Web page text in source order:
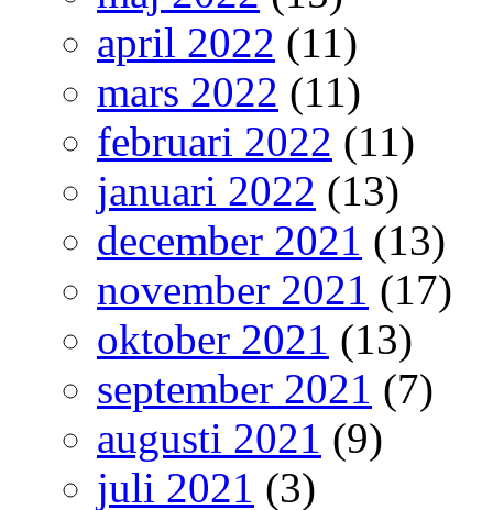
april 2022 (11)
mars 2022 (11)
februari 2022 (11)
januari 2022 (13)
december 2021 (13)
november 2021 (17)
oktober 2021 (13)
september 2021 (7)
augusti 2021 (9)
juli 2021 (3)